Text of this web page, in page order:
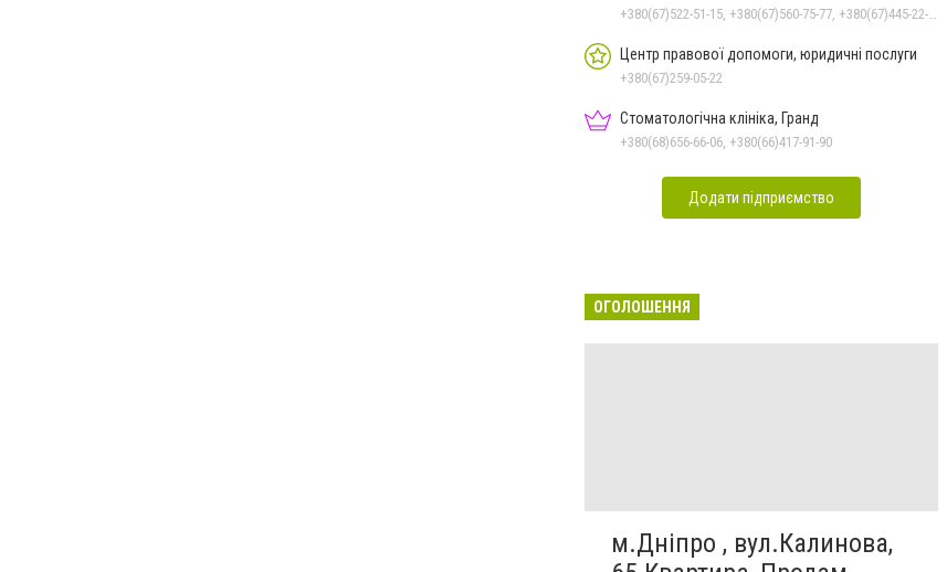
Центр правової допомоги, юридичні послуги
+380(67)259-05-22
Стоматологічна клініка, Гранд
+380(68)656-66-06, +380(66)417-91-90
Додати підприємство
ОГОЛОШЕННЯ
м.Дніпро , вул.Калинова,